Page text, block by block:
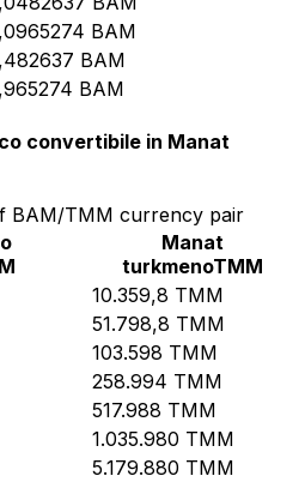
BAM
BAM
BAM
convertibile in Manat
BAM/TMM currency pair
Manat
turkmenoTMM
10.359,8 TMM
51.798,8 TMM
103.598 TMM
258.994 TMM
517.988 TMM
1.035.980 TMM
5.179.880 TMM